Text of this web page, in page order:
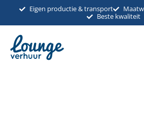
inhoud
Eigen productie & transport
Beste kwaliteit